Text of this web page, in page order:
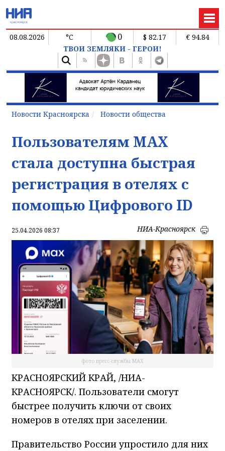
08.08.2026 °C 0 $ 82.17
€ 94.84
ТВОИ ЗЕМЛЯКИ - ГЕРОИ!
Новости Красноярска Новости общества
Пользователям MAX
стала доступна быстрая
регистрация в отелях с
помощью Цифрового ID
25.04.2026 08:37 НИА-Красноярск
фото пресс-службы МАХ
КРАСНОЯРСКИЙ КРАЙ, /НИА-
КРАСНОЯРСК/. Пользователи смогут
быстрее получить ключи от своих
номеров в отелях при заселении.
Правительство России упростило для них